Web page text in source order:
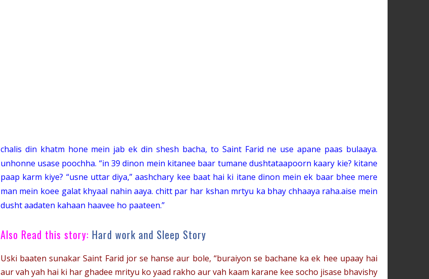
chalis din khatm hone mein jab ek din shesh bacha, to Saint Farid ne use apane paas bulaaya.
unhonne usase poochha. “in 39 dinon mein kitanee baar tumane dushtataapoorn kaary kie? kitane
paap karm kiye? “usne uttar diya,” aashchary kee baat hai ki itane dinon mein ek baar bhee mere
man mein koee galat khyaal nahin aaya. chitt par har kshan mrtyu ka bhay chhaaya raha.aise mein
dusht aadaten kahaan haavee ho paateen.”
Also Read this story: Hard work and Sleep Story
Uski baaten sunakar Saint Farid jor se hanse aur bole, “buraiyon se bachane ka ek hee upaay hai
aur vah yah hai ki har ghadee mrityu ko yaad rakho aur vah kaam karane kee socho jisase bhavishy